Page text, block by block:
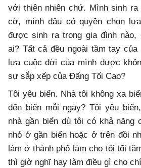
với thiên nhiên chứ. Mình sinh
cờ, mình đâu có quyền chọn
được sinh ra trong gia đình
ai? Tất cả đều ngoài tầm tay
lựa cuộc đời của mình được
sự sắp xếp của Đấng Tối Cao?
Tôi yêu biển. Nhà tôi không xa
đến biển mỗi ngày? Tôi yêu
nhà gần biển dù tôi có khả năng
nhỏ ở gần biển hoặc ở trên đồi
làm ở thành phố làm cho tôi tối
thì giờ nghĩ hay làm điều gì cho